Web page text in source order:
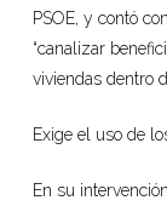
PSOE, y contó
“canalizar
viviendas dentro
Exige el uso de
En su